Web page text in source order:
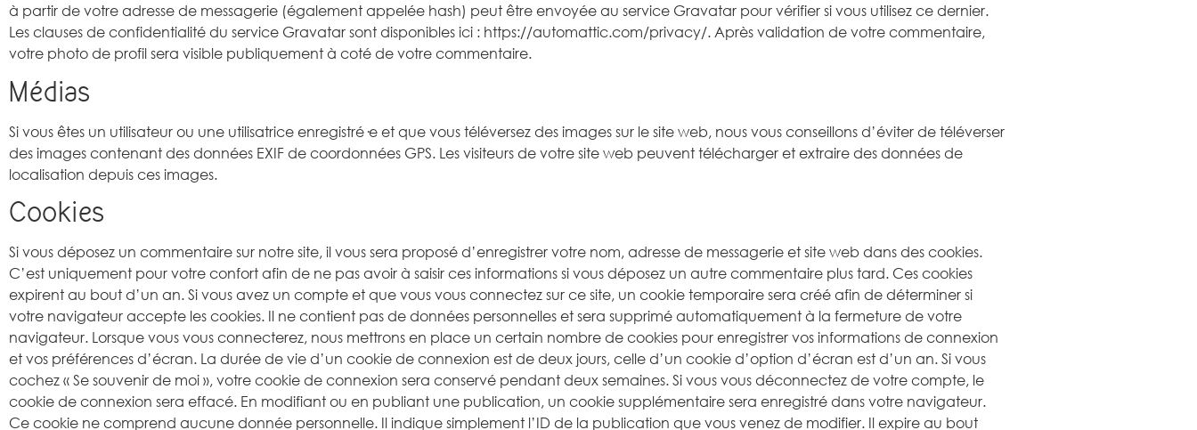
à partir de votre adresse de messagerie (également appelée hash) peut être envoyée au service Gravatar pour vérifier si vous utilisez ce dernier.
Les clauses de confidentialité du service Gravatar sont disponibles ici : https://automattic.com/privacy/. Après validation de votre commentaire,
votre photo de profil sera visible publiquement à coté de votre commentaire.
Médias
Si vous êtes un utilisateur ou une utilisatrice enregistré·e et que vous téléversez des images sur le site web, nous vous conseillons d’éviter de téléverser
des images contenant des données EXIF de coordonnées GPS. Les visiteurs de votre site web peuvent télécharger et extraire des données de
localisation depuis ces images.
Cookies
Si vous déposez un commentaire sur notre site, il vous sera proposé d’enregistrer votre nom, adresse de messagerie et site web dans des cookies.
C’est uniquement pour votre confort afin de ne pas avoir à saisir ces informations si vous déposez un autre commentaire plus tard. Ces cookies
expirent au bout d’un an. Si vous avez un compte et que vous vous connectez sur ce site, un cookie temporaire sera créé afin de déterminer si
votre navigateur accepte les cookies. Il ne contient pas de données personnelles et sera supprimé automatiquement à la fermeture de votre
navigateur. Lorsque vous vous connecterez, nous mettrons en place un certain nombre de cookies pour enregistrer vos informations de connexion
et vos préférences d’écran. La durée de vie d’un cookie de connexion est de deux jours, celle d’un cookie d’option d’écran est d’un an. Si vous
cochez « Se souvenir de moi », votre cookie de connexion sera conservé pendant deux semaines. Si vous vous déconnectez de votre compte, le
cookie de connexion sera effacé. En modifiant ou en publiant une publication, un cookie supplémentaire sera enregistré dans votre navigateur.
Ce cookie ne comprend aucune donnée personnelle. Il indique simplement l’ID de la publication que vous venez de modifier. Il expire au bout